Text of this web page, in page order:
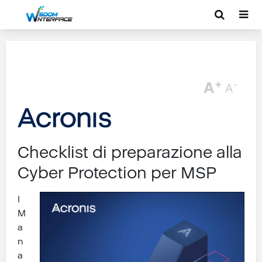
A+ A-
Checklist di preparazione alla
Cyber Protection per MSP
I
M
a
n
a